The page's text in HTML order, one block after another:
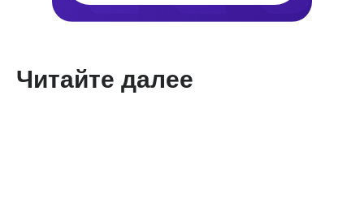
Читайте далее